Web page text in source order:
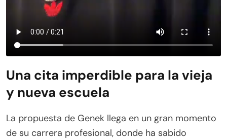
Una cita imperdible para la vieja
y nueva escuela
La propuesta de Genek llega en un gran momento
de su carrera profesional, donde ha sabido